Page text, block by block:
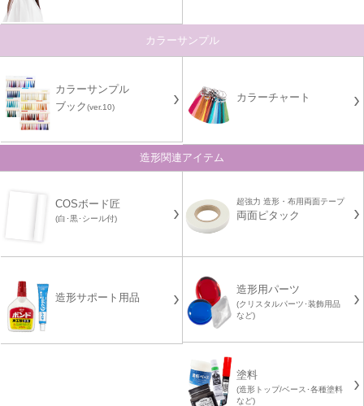
カラーサンプル
カラーサンプル
ブック(ver.10)
カラーチャート
造形関連アイテム
COSボード匠
(白･黒･シール付)
超強力 造形・布用両面テープ
両面ピタック
造形サポート用品
造形用パーツ
(クリスタルパーツ･装飾用品
など)
塗料
(造形トップ/ベース･各種塗料
など)